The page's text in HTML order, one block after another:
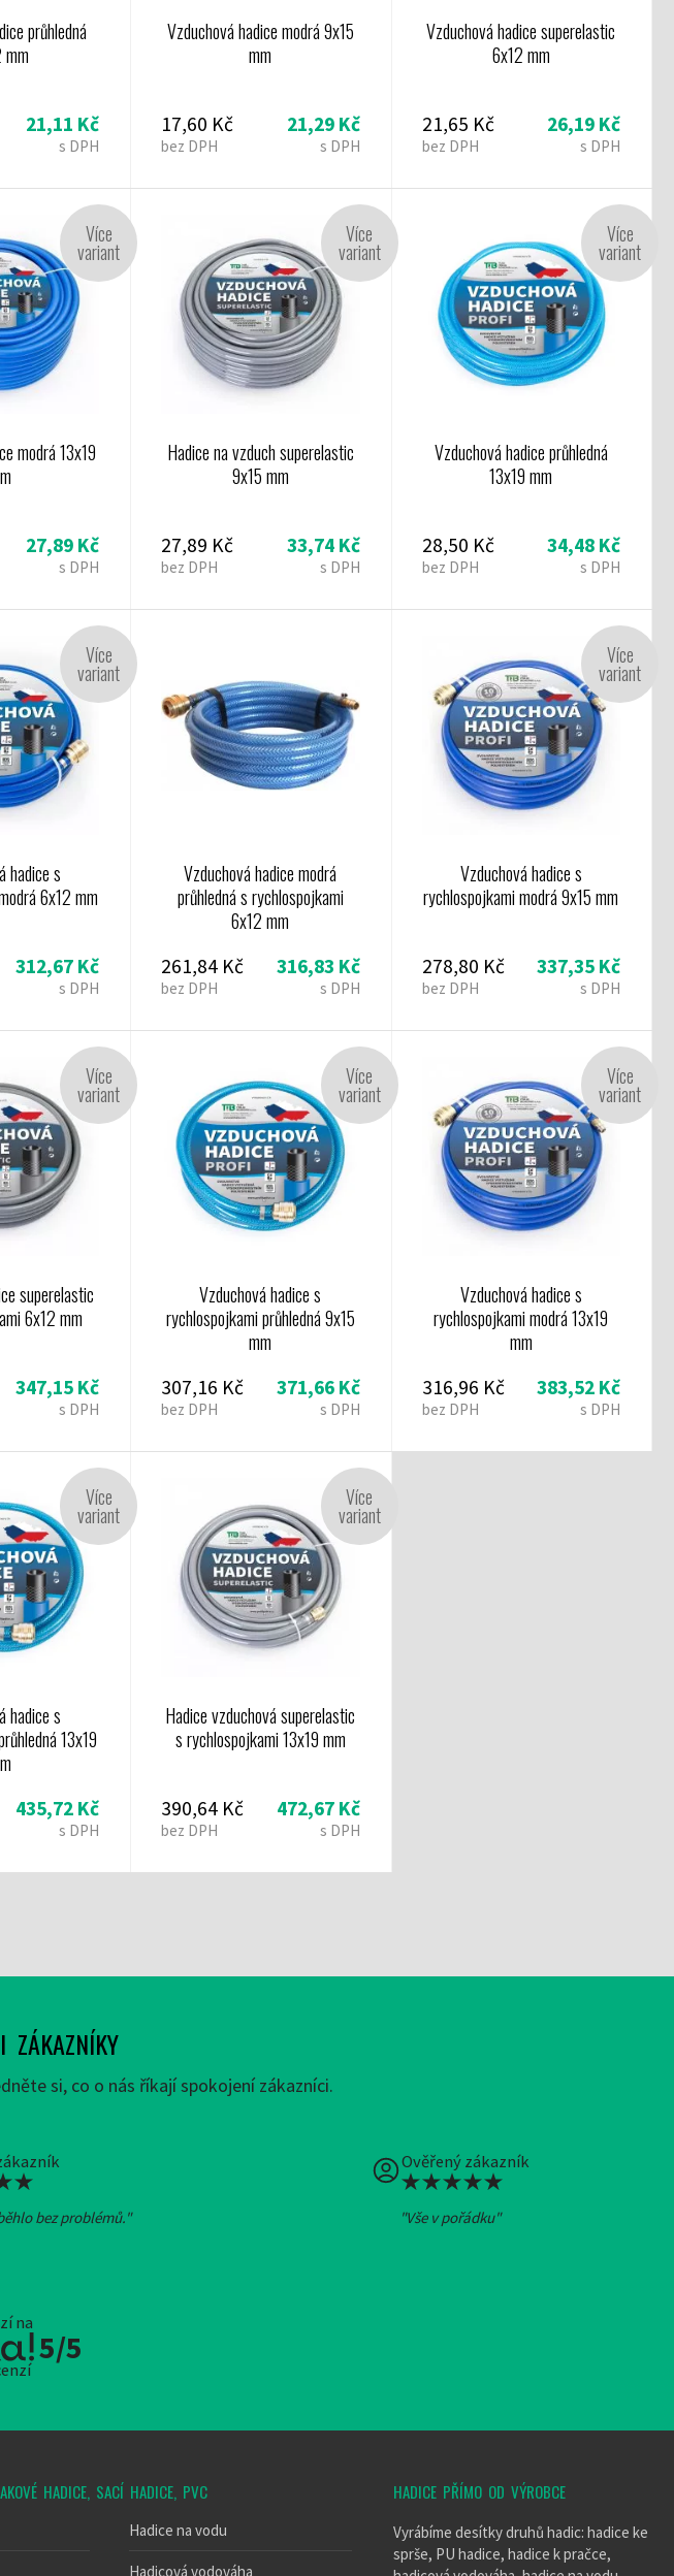
průhledná
21,11 Kč
s DPH
Vzduchová hadice modrá 9x15
mm
17,60 Kč
bez DPH
21,29 Kč
s DPH
Vzduchová hadice superelastic
6x12 mm
21,65 Kč
bez DPH
26,19 Kč
s DPH
modrá 13x19
27,89 Kč
s DPH
Více
variant
Hadice na vzduch superelastic
9x15 mm
27,89 Kč
bez DPH
33,74 Kč
s DPH
Více
variant
Vzduchová hadice průhledná
13x19 mm
28,50 Kč
bez DPH
34,48 Kč
s DPH
Více
variant
hadice s
6x12 mm
312,67 Kč
s DPH
Více
variant
Vzduchová hadice modrá
průhledná s rychlospojkami
6x12 mm
261,84 Kč
bez DPH
316,83 Kč
s DPH
Vzduchová hadice s
rychlospojkami modrá 9x15 mm
278,80 Kč
bez DPH
337,35 Kč
s DPH
Více
variant
superelastic
6x12 mm
347,15 Kč
s DPH
Více
variant
Vzduchová hadice s
rychlospojkami průhledná 9x15
mm
307,16 Kč
bez DPH
371,66 Kč
s DPH
Více
variant
Vzduchová hadice s
rychlospojkami modrá 13x19
mm
316,96 Kč
bez DPH
383,52 Kč
s DPH
Více
variant
hadice s
13x19
435,72 Kč
s DPH
Více
variant
Hadice vzduchová superelastic
s rychlospojkami 13x19 mm
390,64 Kč
bez DPH
472,67 Kč
s DPH
Více
variant
ZÁKAZNÍKY
si, co o nás říkají spokojení zákazníci.
bez problémů."
Ověřený zákazník
"Vše v pořádku"
na
5/5
HADICE, SACÍ HADICE, PVC
Hadice na vodu
Hadicová vodováha
HADICE PŘÍMO OD VÝROBCE
Vyrábíme desítky druhů hadic: hadice ke
sprše, PU hadice, hadice k pračce,